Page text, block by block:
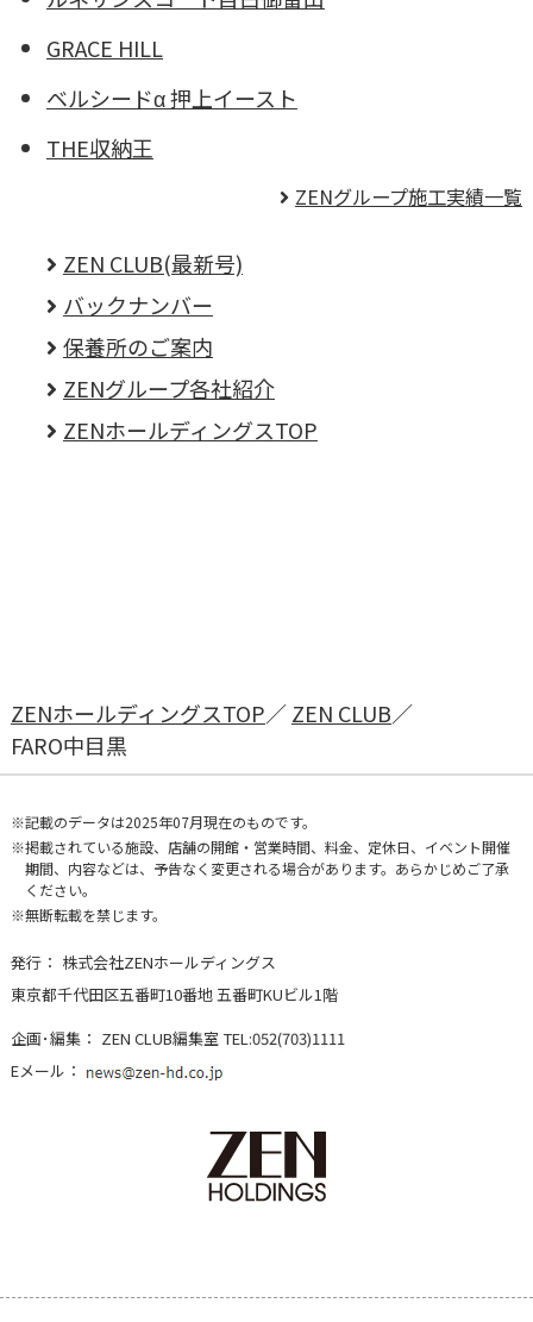
GRACE HILL
ベルシードα 押上イースト
THE収納王
ZENグループ施工実績一覧
ZEN CLUB(最新号)
バックナンバー
保養所のご案内
ZENグループ各社紹介
ZENホールディングスTOP
ZENホールディングスTOP
ZEN CLUB
FARO中目黒
記載のデータは2025年07月現在のものです。
掲載されている施設、店舗の開館・営業時間、料金、定休日、イベント開催
期間、内容などは、予告なく変更される場合があります。あらかじめご了承
ください。
無断転載を禁じます。
発行： 株式会社ZENホールディングス
東京都千代田区五番町10番地 五番町KUビル1階
企画･編集： ZEN CLUB編集室 TEL:052(703)1111
Eメール：